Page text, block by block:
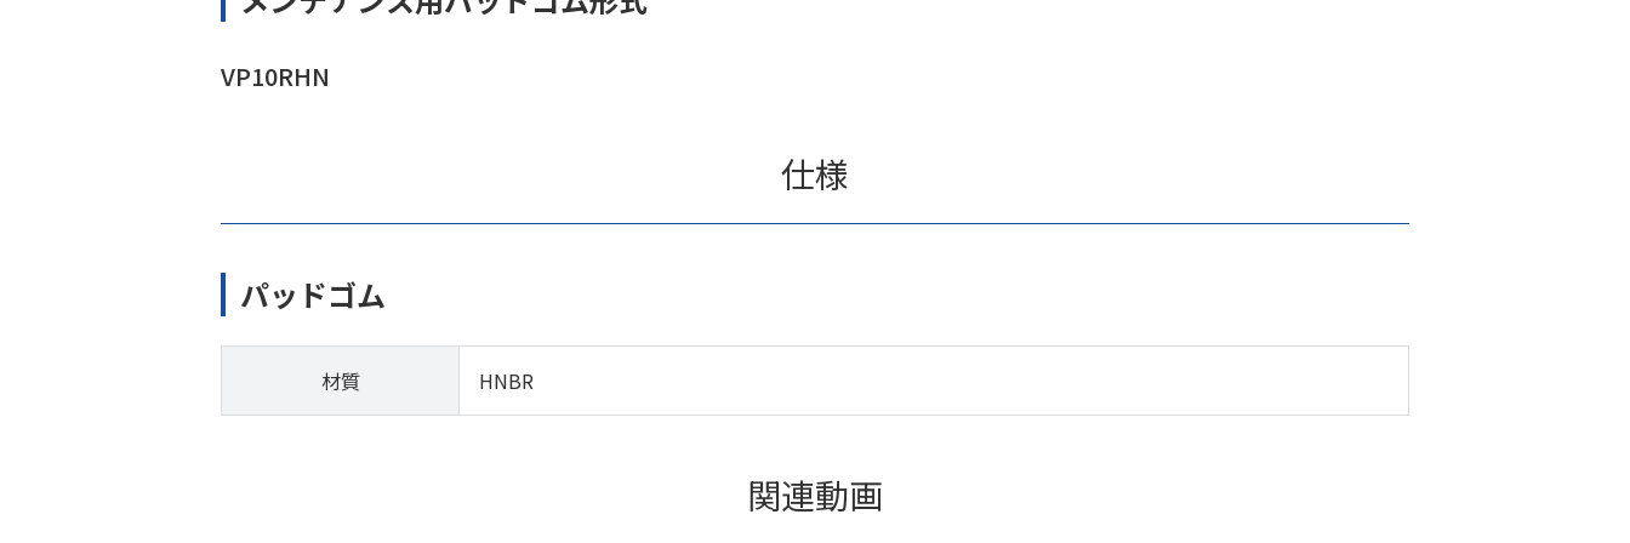
VP10RHN
仕様
パッドゴム
材質 HNBR
関連動画